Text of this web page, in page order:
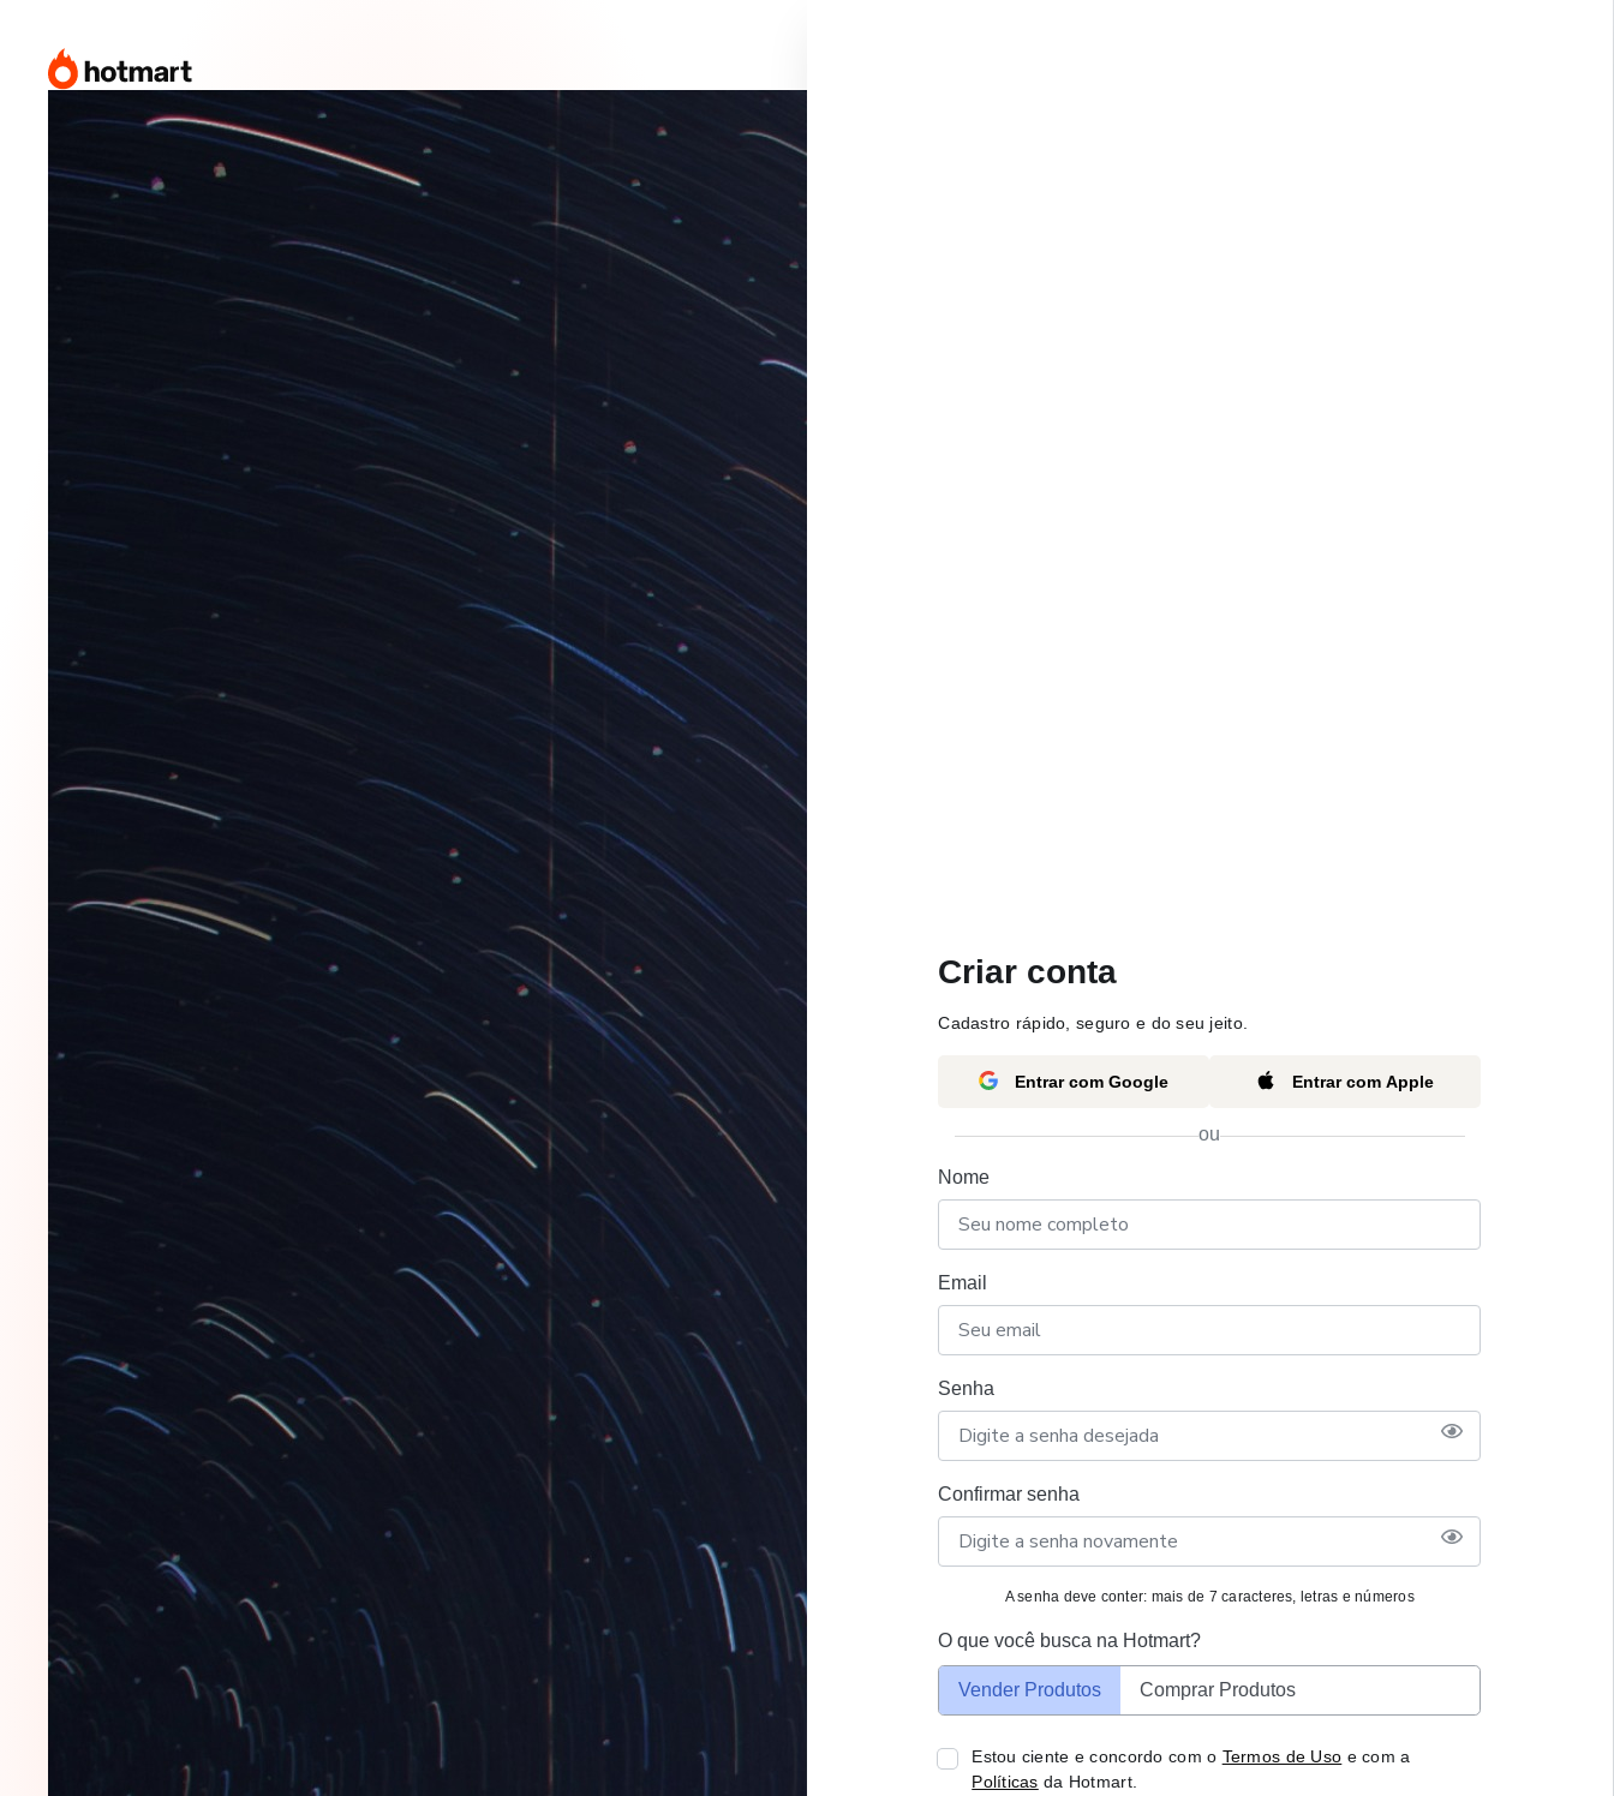
Criar conta
Cadastro rápido, seguro e do seu jeito.
Entrar com Google Entrar com Apple
ou
Nome
Email
Senha
Confirmar senha
A senha deve conter: mais de 7 caracteres, letras e números
O que você busca na Hotmart?
Vender Produtos Comprar Produtos
Estou ciente e concordo com o Termos de Uso e com a
Políticas da Hotmart.